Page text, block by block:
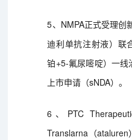
5、NMPA正式受理创
迪利单抗注射液）联
铂+5-氟尿嘧啶）一
上市申请（sNDA）。
6、PTC
Translarna（ataluren